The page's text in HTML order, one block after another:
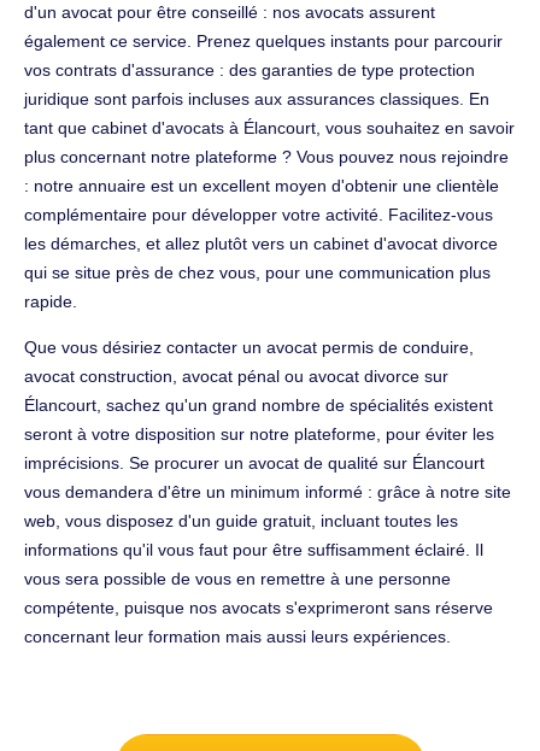
d'un avocat pour être conseillé : nos avocats assurent
également ce service. Prenez quelques instants pour parcourir
vos contrats d'assurance : des garanties de type protection
juridique sont parfois incluses aux assurances classiques. En
tant que cabinet d'avocats à Élancourt, vous souhaitez en savoir
plus concernant notre plateforme ? Vous pouvez nous rejoindre
: notre annuaire est un excellent moyen d'obtenir une clientèle
complémentaire pour développer votre activité. Facilitez-vous
les démarches, et allez plutôt vers un cabinet d'avocat divorce
qui se situe près de chez vous, pour une communication plus
rapide.
Que vous désiriez contacter un avocat permis de conduire,
avocat construction, avocat pénal ou avocat divorce sur
Élancourt, sachez qu'un grand nombre de spécialités existent
seront à votre disposition sur notre plateforme, pour éviter les
imprécisions. Se procurer un avocat de qualité sur Élancourt
vous demandera d'être un minimum informé : grâce à notre site
web, vous disposez d'un guide gratuit, incluant toutes les
informations qu'il vous faut pour être suffisamment éclairé. Il
vous sera possible de vous en remettre à une personne
compétente, puisque nos avocats s'exprimeront sans réserve
concernant leur formation mais aussi leurs expériences.